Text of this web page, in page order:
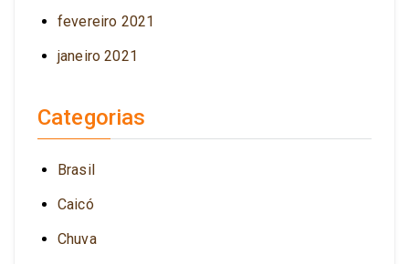
fevereiro 2021
janeiro 2021
Categorias
Brasil
Caicó
Chuva